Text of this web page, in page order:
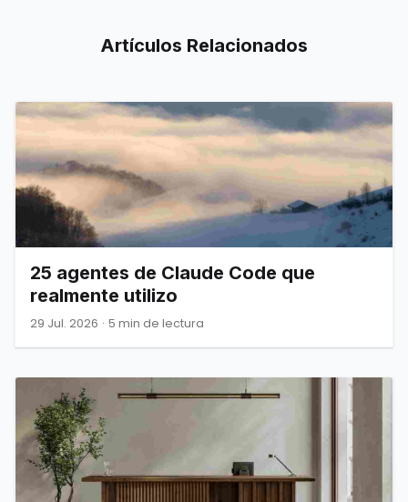
Artículos Relacionados
25 agentes de Claude Code que
realmente utilizo
29 Jul. 2026 · 5 min de lectura